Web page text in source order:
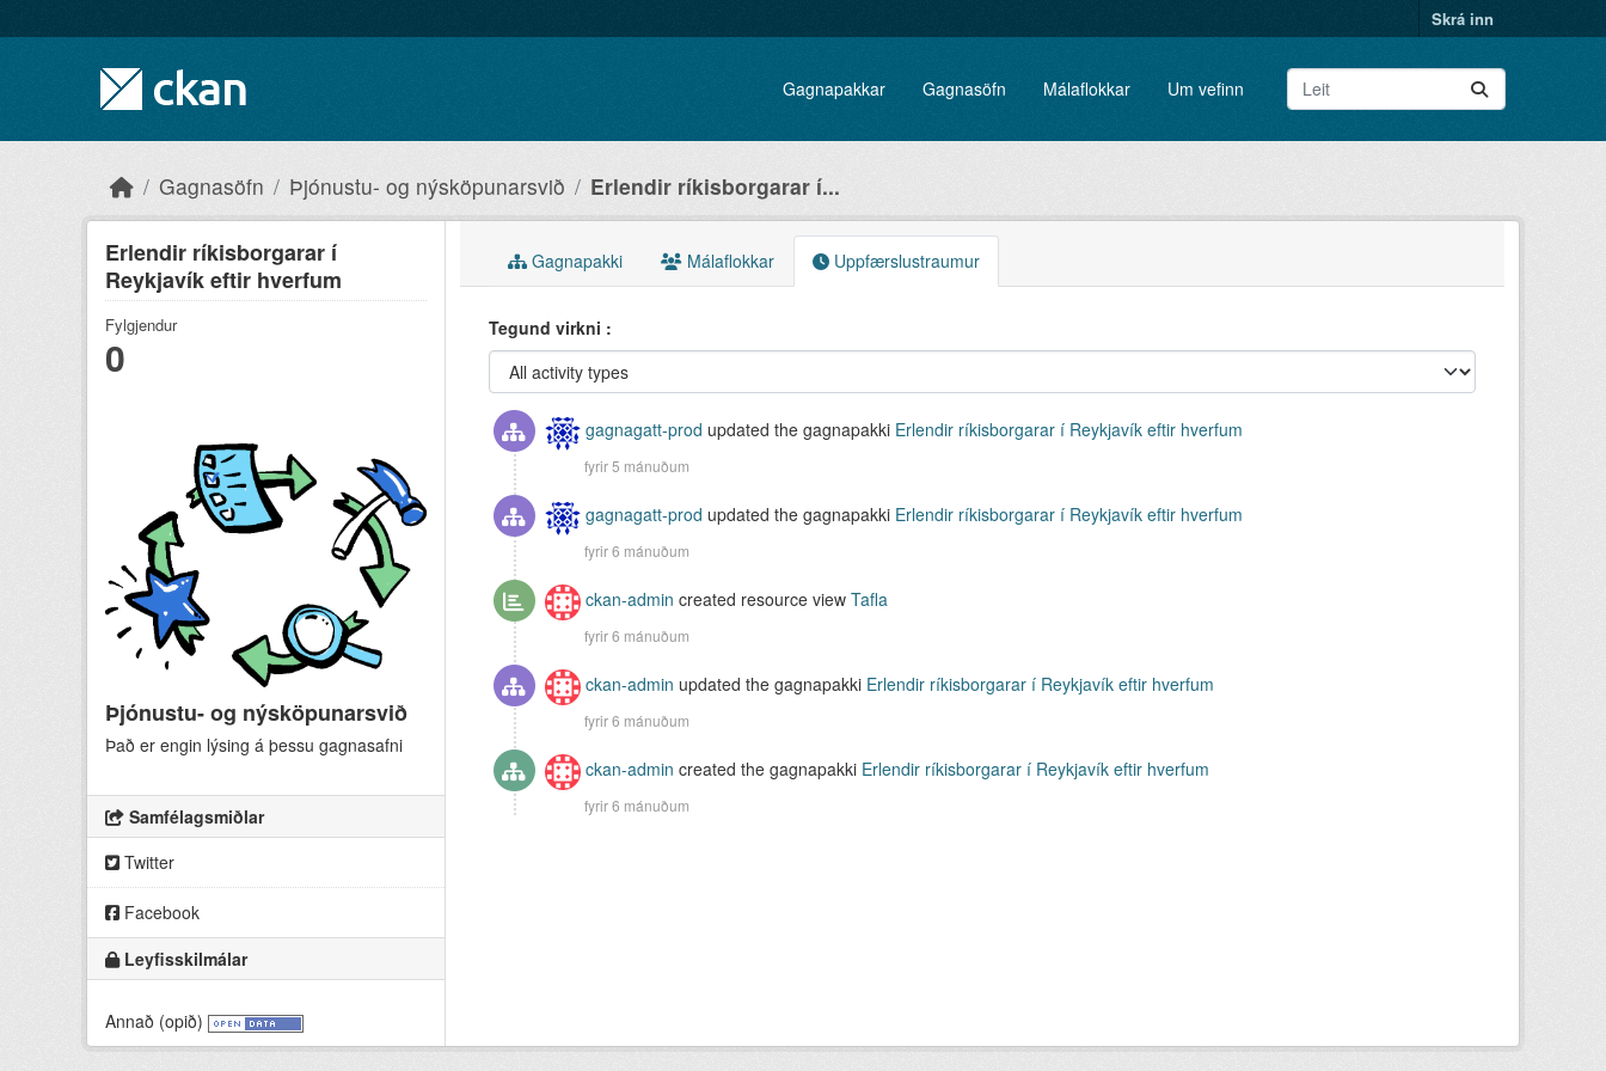
Skrá inn
Gagnapakkar Gagnasöfn Málaflokkar Um vefinn
Gagnasöfn Þjónustu- og nýsköpunarsvið Erlendir ríkisborgarar í...
Erlendir ríkisborgarar í
Reykjaví­k eftir hverfum
Fylgjendur
0
Þjónustu- og nýsköpunarsvið
Það er engin lýsing á þessu gagnasafni
Samfélagsmiðlar
Twitter
Facebook
Leyfisskilmálar
Annað (opið)
Gagnapakki Málaflokkar Uppfærslustraumur
Tegund virkni
gagnagatt-prod updated the gagnapakki Erlendir ríkisborgarar í Reykjaví­k eftir hverfum
fyrir 5 mánuðum
gagnagatt-prod updated the gagnapakki Erlendir ríkisborgarar í Reykjaví­k eftir hverfum
fyrir 6 mánuðum
ckan-admin created resource viewTafla
fyrir 6 mánuðum
ckan-admin updated the gagnapakki Erlendir ríkisborgarar í Reykjaví­k eftir hverfum
fyrir 6 mánuðum
ckan-admin created the gagnapakki Erlendir ríkisborgarar í Reykjaví­k eftir hverfum
fyrir 6 mánuðum